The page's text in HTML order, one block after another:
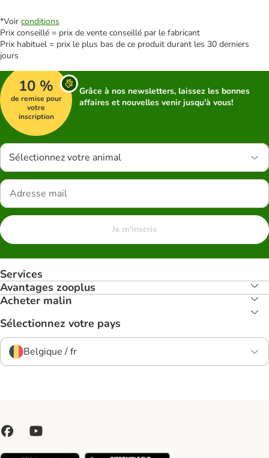
*Voir conditions
Prix conseillé = prix de vente conseillé par le fabricant
Prix habituel = prix le plus bas de ce produit durant les 30 derniers
jours
10 %
de remise pour
votre
inscription
Grâce à nos newsletters, laissez les bonnes
affaires et nouvelles venir jusqu'à vous!
Sélectionnez votre animal
Je m'inscris
Services
Avantages zooplus
Acheter malin
Sélectionnez votre pays
Belgique / fr